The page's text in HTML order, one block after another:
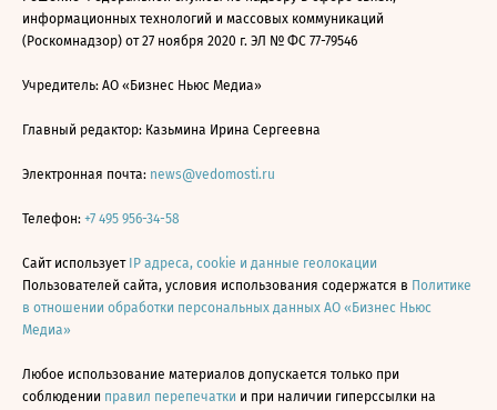
информационных технологий и массовых коммуникаций
(Роскомнадзор) от 27 ноября 2020 г. ЭЛ № ФС 77-79546
Учредитель: АО «Бизнес Ньюс Медиа»
Главный редактор: Казьмина Ирина Сергеевна
Электронная почта: news@vedomosti.ru
Телефон: +7 495 956-34-58
Сайт использует IP адреса, cookie и данные геолокации
Пользователей сайта, условия использования содержатся в Политике
в отношении обработки персональных данных АО «Бизнес Ньюс
Медиа»
Любое использование материалов допускается только при
соблюдении правил перепечатки и при наличии гиперссылки на